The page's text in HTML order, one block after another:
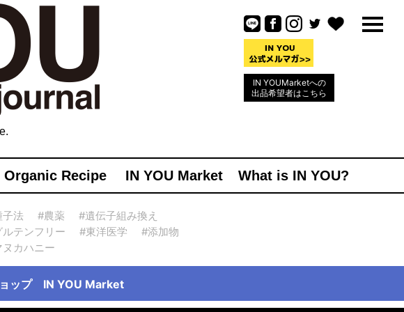
IN YOUMarketへの
出品希望者はこちら
Organic Recipe IN YOU Market What is IN YOU?
法 #農薬
#遺伝子組み換え
テンフリー
#東洋医学
#添加物
カハニー
ョップ IN YOU Market